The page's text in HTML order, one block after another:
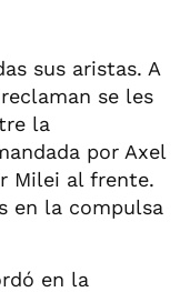
sus aristas. A
se les
la
por Axel
Milei al frente.
en la compulsa
en la